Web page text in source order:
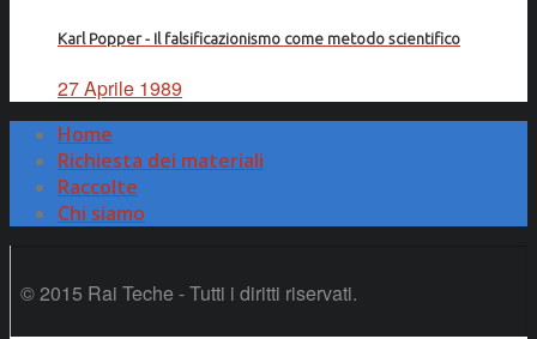
Karl Popper - Il falsificazionismo come metodo scientifico
27 Aprile 1989
Home
Richiesta dei materiali
Raccolte
Chi siamo
© 2015 Rai Teche - Tutti i diritti riservati.